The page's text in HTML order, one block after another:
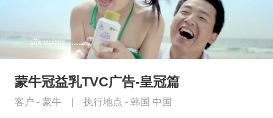
蒙牛冠益乳TVC广告-皇冠篇
客户 - 蒙牛 执行地点 - 韩国 中国